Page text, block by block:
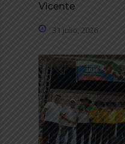
Vicente
31 julio, 2026